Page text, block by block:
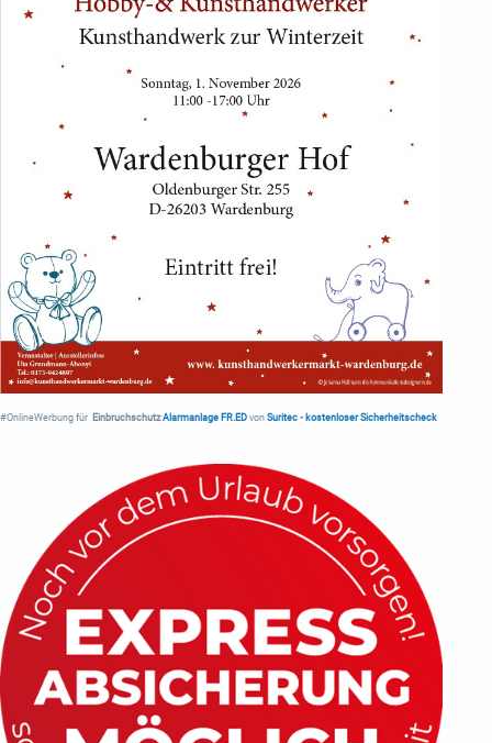
#OnlineWerbung für Einbruchschutz Alarmanlage FR.ED von Suritec • kostenloser Sicherheitscheck